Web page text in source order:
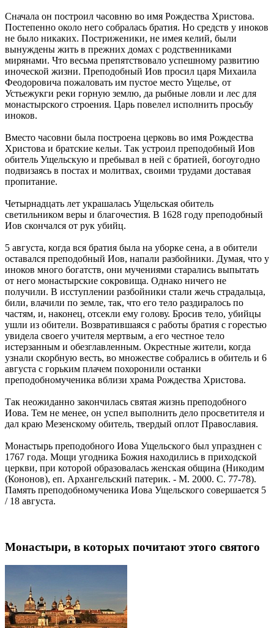
Сначала он построил часовню во имя Рождества Христова.
Постепенно около него собралась братия. Но средств у иноков
не было никаких. Постриженики, не имея келий, были
вынуждены жить в прежних домах с родственниками
мирянами. Что весьма препятствовало успешному развитию
иноческой жизни. Преподобный Иов просил царя Михаила
Феодоровича пожаловать им пустое место Ущелье, от
Устьежукги реки горную землю, да рыбные ловли и лес для
монастырского строения. Царь повелел исполнить просьбу
иноков.
Вместо часовни была построена церковь во имя Рождества
Христова и братские кельи. Так устроил преподобный Иов
обитель Ущельскую и пребывал в ней с братией, богоугодно
подвизаясь в постах и молитвах, своими трудами доставая
пропитание.
Четырнадцать лет украшалась Ущельская обитель
светильником веры и благочестия. В 1628 году преподобный
Иов скончался от рук убийц.
5 августа, когда вся братия была на уборке сена, а в обители
оставался преподобный Иов, напали разбойники. Думая, что у
иноков много богатств, они мучениями старались выпытать
от него монастырские сокровища. Однако ничего не
получили. В исступлении разбойники стали жечь страдальца,
били, влачили по земле, так, что его тело раздиралось по
частям, и, наконец, отсекли ему голову. Бросив тело, убийцы
ушли из обители. Возвратившаяся с работы братия с горестью
увидела своего учителя мертвым, а его честное тело
истерзанным и обезглавленным. Окрестные жители, когда
узнали скорбную весть, во множестве собрались в обитель и 6
августа с горьким плачем похоронили останки
преподобномученика вблизи храма Рождества Христова.
Так неожиданно закончилась святая жизнь преподобного
Иова. Тем не менее, он успел выполнить дело просветителя и
дал краю Мезенскому обитель, твердый оплот Православия.
Монастырь преподобного Иова Ущельского был упразднен с
1767 года. Мощи угодника Божия находились в приходской
церкви, при которой образовалась женская община (Никодим
(Кононов), еп. Архангельский патерик. - М. 2000. С. 77-78).
Память преподобномученика Иова Ущельского совершается 5
/ 18 августа.
Монастыри, в которых почитают этого святого